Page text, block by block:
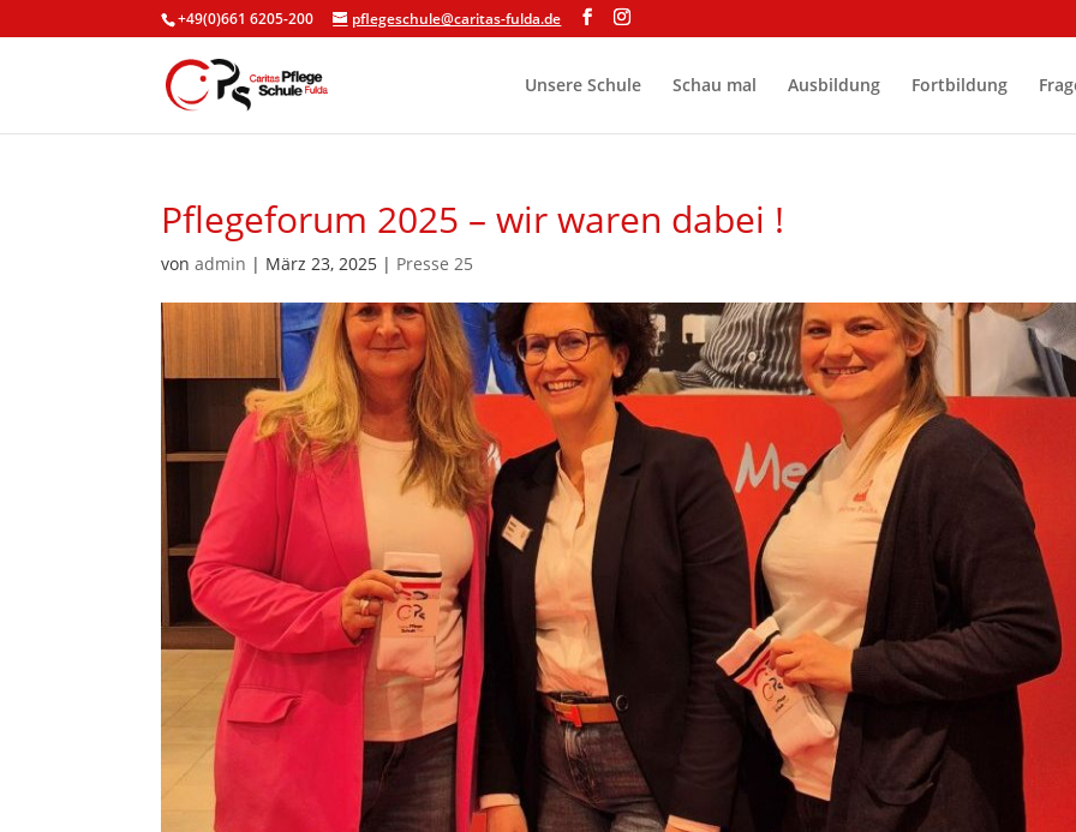
Skip To Content
+49(0)661 6205-200 pflegeschule@caritas-fulda.de
Unsere Schule Schau mal Ausbildung Fortbildung
Pflegeforum 2025 – wir waren dabei !
vonadmin | März 23, 2025 | Presse 25